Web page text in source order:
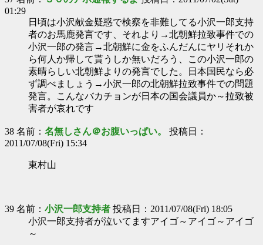
01:29
日頃は小沢献金疑惑で検察を非難してる小沢一郎支持
者のお馬鹿発言です、それより→北朝鮮拉致事件での
小沢一郎の発言→北朝鮮に金をふんだんにヤリそれか
ら何人か帰して貰うしか無いだろう、この小沢一郎の
素晴らしい北朝鮮よりの発言でした。日本国民なら必
ず調べましょう→小沢一郎の北朝鮮拉致事件での問題
発言。こんなバカチョンが日本の国会議員か～拉致被
害者が哀れです
38 名前： 名無しさん＠お腹いっぱい。 投稿日：
2011/07/08(Fri) 15:34
東村山
39 名前： 小沢一郎支持者 投稿日：2011/07/08(Fri) 18:05
小沢一郎支持者が泣いてますアイゴ～アイゴ～アイゴ
～